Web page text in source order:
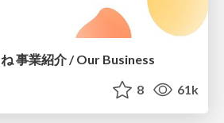
事業紹介 / Our Business
8 61k